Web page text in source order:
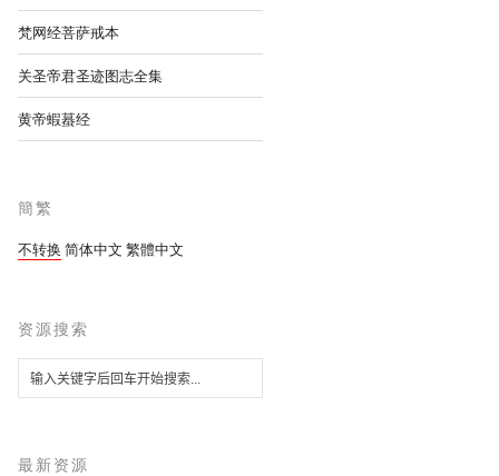
梵网经菩萨戒本
关圣帝君圣迹图志全集
黄帝蝦蟇经
簡繁
不转换 简体中文 繁體中文
资源搜索
最新资源